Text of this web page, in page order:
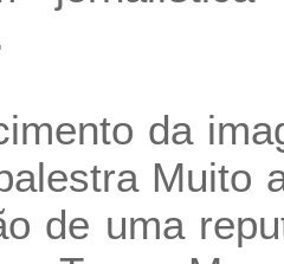
da
Muito
de uma